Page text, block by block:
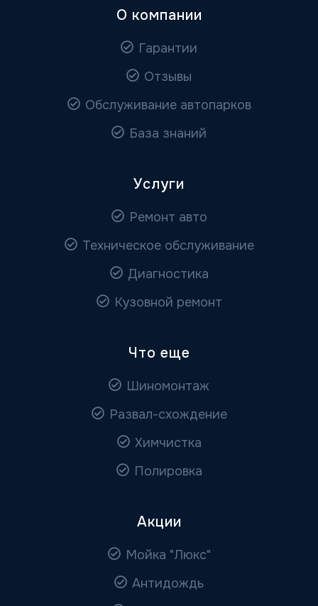
О компании
Гарантии
Отзывы
Обслуживание автопарков
База знаний
Услуги
Ремонт авто
Техническое обслуживание
Диагностика
Кузовной ремонт
Что еще
Шиномонтаж
Развал-схождение
Химчистка
Полировка
Акции
Мойка "Люкс"
Антидождь